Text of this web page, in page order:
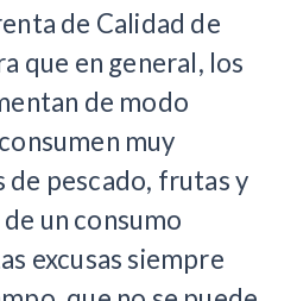
de Calidad de
que en general, los
de modo
muy
de pescado, frutas y
un consumo
excusas siempre